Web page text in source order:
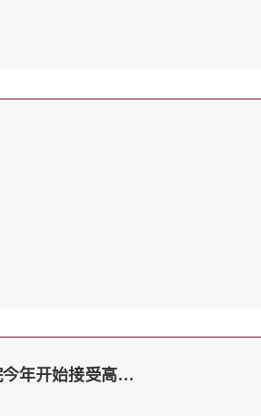
好消息！英国LSE伦敦政治经济学院今年开始接受高考申请了！